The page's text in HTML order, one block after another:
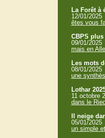
La Forêt à
12/01/2025
êtes vous
CBPS
09/01/2025
mais en
Les mots
08/01/2025
une
Lothar
11 octobre
dans le Ried
Il neige
05/01/2025
un simple